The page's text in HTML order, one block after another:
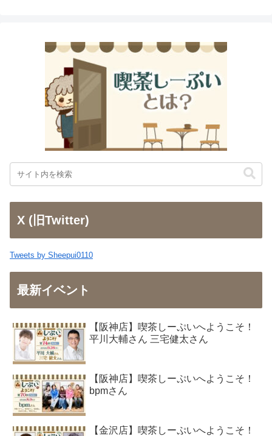
X (旧Twitter)
Tweets by Sheepui0110
最新イベント
【阪神店】喫茶しーぷいへようこそ！
平川大輔さん 三宅健太さん
【阪神店】喫茶しーぷいへようこそ！
bpmさん
【金沢店】喫茶しーぷいへようこそ！